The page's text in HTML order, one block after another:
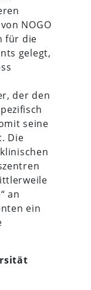
NOGO
für die
gelegt,
der den
seine
Die
an
ein